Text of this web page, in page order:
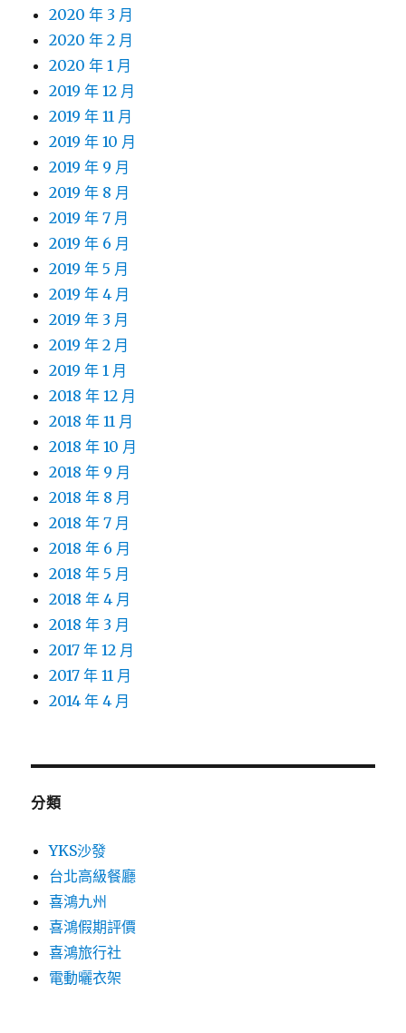
2020 年 3 月
2020 年 2 月
2020 年 1 月
2019 年 12 月
2019 年 11 月
2019 年 10 月
2019 年 9 月
2019 年 8 月
2019 年 7 月
2019 年 6 月
2019 年 5 月
2019 年 4 月
2019 年 3 月
2019 年 2 月
2019 年 1 月
2018 年 12 月
2018 年 11 月
2018 年 10 月
2018 年 9 月
2018 年 8 月
2018 年 7 月
2018 年 6 月
2018 年 5 月
2018 年 4 月
2018 年 3 月
2017 年 12 月
2017 年 11 月
2014 年 4 月
分類
YKS沙發
台北高級餐廳
喜鴻九州
喜鴻假期評價
喜鴻旅行社
電動曬衣架